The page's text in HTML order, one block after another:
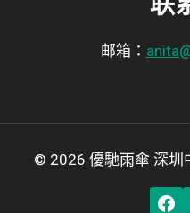
邮箱：
© 2026 優馳雨傘 深圳